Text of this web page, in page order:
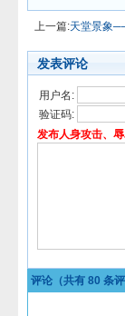
上一篇:天堂景象
发表评论
用户名:
验证码:
发布人身攻击、
评论（共有 80 条